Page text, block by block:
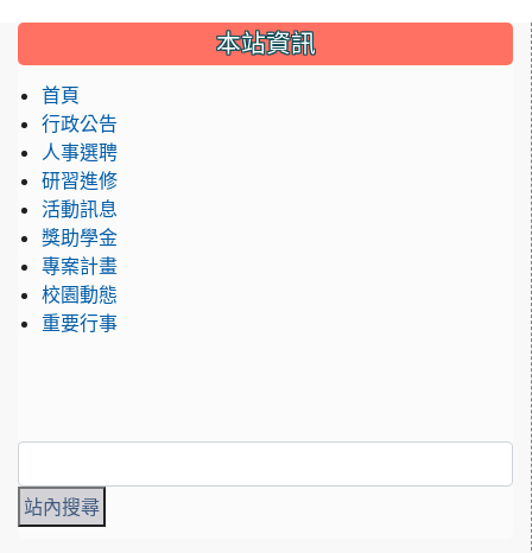
本站資訊
首頁
行政公告
人事選聘
研習進修
活動訊息
獎助學金
專案計畫
校園動態
重要行事